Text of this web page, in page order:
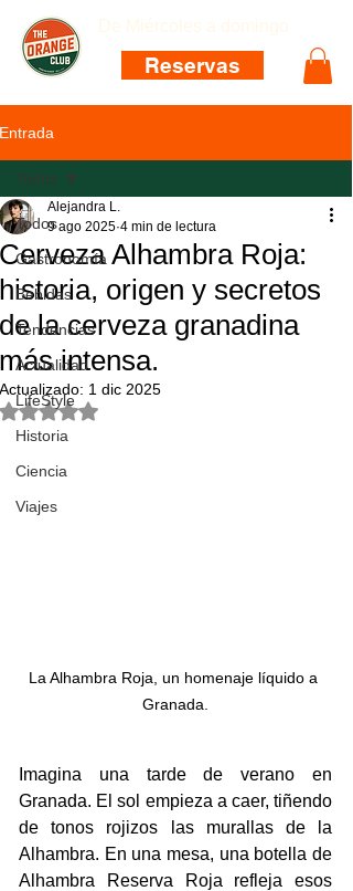
De Miércoles a domingo
Reservas
Entrada
Todos
Gastronomía
Bebidas
Tendencias
Actualidad
LifeStyle
Historia
Ciencia
Viajes
Todos
Cerveza Alhambra Roja:
historia, origen y secretos
de la cerveza granadina
más intensa.
Alejandra L.
9 ago 2025 4 min de lectura
Actualizado: 1 dic 2025
Obtuvo NaN de 5 estrellas.
La Alhambra Roja, un homenaje líquido a
Granada.
Imagina una tarde de verano en
Granada. El sol empieza a caer, tiñendo
de tonos rojizos las murallas de la
Alhambra. En una mesa, una botella de
Alhambra Reserva Roja refleja esos